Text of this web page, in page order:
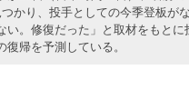
かり、投手としての今季登板が
。修復だった」と取材をもと
帰を予測している。